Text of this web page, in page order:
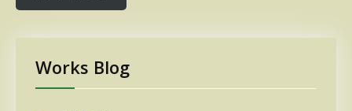
Works Blog